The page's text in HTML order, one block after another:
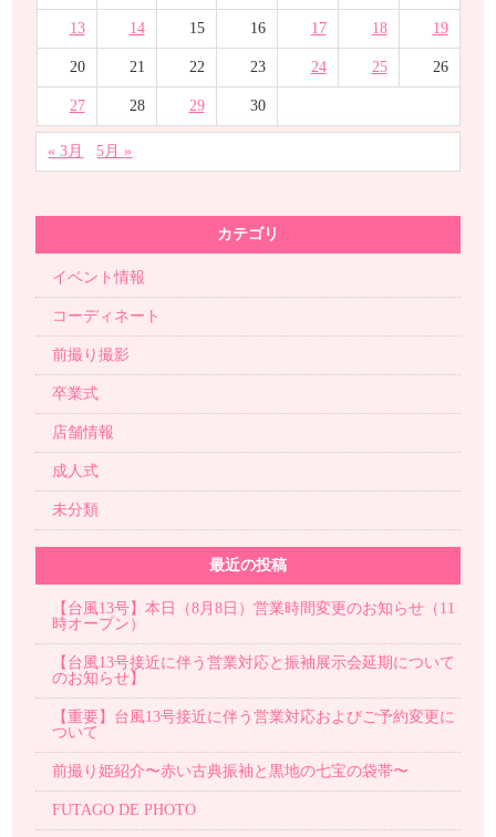
13 14 15 16 17 18 19
20 21 22 23 24 25 26
27 28 29 30
« 3月 5月 »
カテゴリ
イベント情報
コーディネート
前撮り撮影
卒業式
店舗情報
成人式
未分類
最近の投稿
【台風13号】本日（8月8日）営業時間変更のお知らせ（11
時オープン）
【台風13号接近に伴う営業対応と振袖展示会延期について
のお知らせ】
【重要】台風13号接近に伴う営業対応およびご予約変更に
ついて
前撮り姫紹介〜赤い古典振袖と黒地の七宝の袋帯〜
FUTAGO DE PHOTO